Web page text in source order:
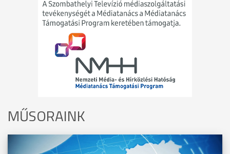
MŰSORAINK